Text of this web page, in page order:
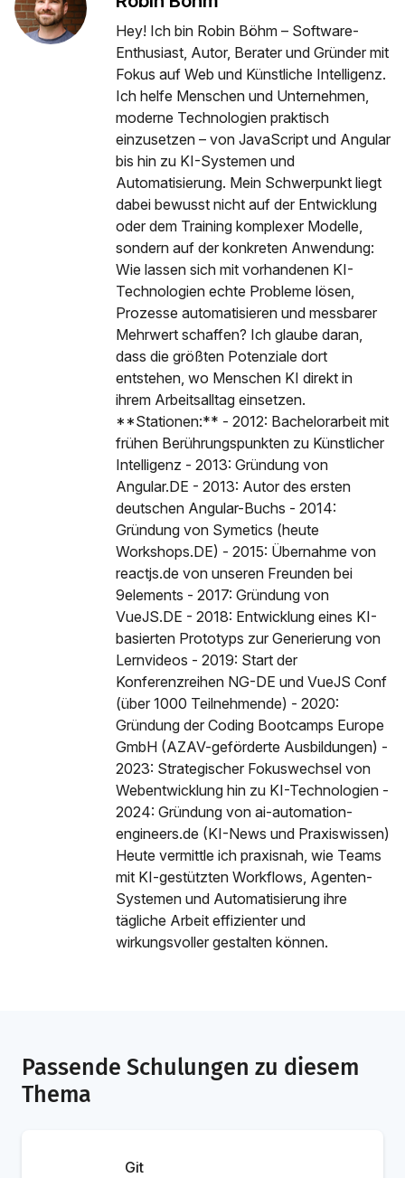
Hey! Ich bin Robin Böhm – Software-
Enthusiast, Autor, Berater und Gründer mit
Fokus auf Web und Künstliche Intelligenz.
Ich helfe Menschen und Unternehmen,
moderne Technologien praktisch
einzusetzen – von JavaScript und Angular
bis hin zu KI-Systemen und
Automatisierung. Mein Schwerpunkt liegt
dabei bewusst nicht auf der Entwicklung
oder dem Training komplexer Modelle,
sondern auf der konkreten Anwendung:
Wie lassen sich mit vorhandenen KI-
Technologien echte Probleme lösen,
Prozesse automatisieren und messbarer
Mehrwert schaffen? Ich glaube daran,
dass die größten Potenziale dort
entstehen, wo Menschen KI direkt in
ihrem Arbeitsalltag einsetzen.
**Stationen:** - 2012: Bachelorarbeit mit
frühen Berührungspunkten zu Künstlicher
Intelligenz - 2013: Gründung von
Angular.DE - 2013: Autor des ersten
deutschen Angular-Buchs - 2014:
Gründung von Symetics (heute
Workshops.DE) - 2015: Übernahme von
reactjs.de von unseren Freunden bei
9elements - 2017: Gründung von
VueJS.DE - 2018: Entwicklung eines KI-
basierten Prototyps zur Generierung von
Lernvideos - 2019: Start der
Konferenzreihen NG-DE und VueJS Conf
(über 1000 Teilnehmende) - 2020:
Gründung der Coding Bootcamps Europe
GmbH (AZAV-geförderte Ausbildungen) -
2023: Strategischer Fokuswechsel von
Webentwicklung hin zu KI-Technologien -
2024: Gründung von ai-automation-
engineers.de (KI-News und Praxiswissen)
Heute vermittle ich praxisnah, wie Teams
mit KI-gestützten Workflows, Agenten-
Systemen und Automatisierung ihre
tägliche Arbeit effizienter und
wirkungsvoller gestalten können.
Passende Schulungen zu diesem
Thema
Git